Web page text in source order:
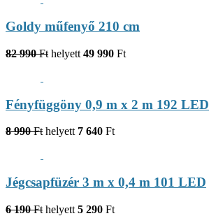
Goldy műfenyő 210 cm
82 990 Ft helyett 49 990 Ft
Fényfüggöny 0,9 m x 2 m 192 LED
8 990 Ft helyett 7 640 Ft
Jégcsapfüzér 3 m x 0,4 m 101 LED
6 190 Ft helyett 5 290 Ft